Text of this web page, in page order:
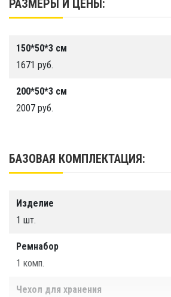
Цвет
Грантия
1 год
Срок службы
Более 10 лет
ООО «ТАЙМ ТРИАЛ», г. Санкт-Петербург
РАЗМЕРЫ И ЦЕНЫ:
150*50*3 см
1671 руб.
200*50*3 см
2007 руб.
БАЗОВАЯ КОМПЛЕКТАЦИЯ:
Изделие
1 шт.
Ремнабор
1 комп.
Чехол для хранения